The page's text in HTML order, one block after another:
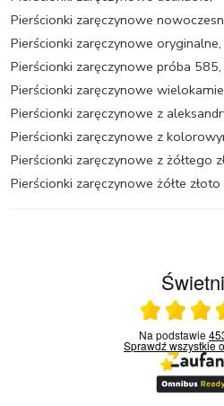
Pierścionki zaręczynowe
Pierścionki zaręczynowe oryginalne,
Pierścionki zaręczynowe próba 585,
Pierścionki zaręczynowe
Pierścionki zaręczynowe z
Pierścionki zaręczynowe z
Pierścionki zaręczynowe z żółtego
Pierścionki zaręczynowe żółte złoto
Na podstawie
Sprawdź wszystkie